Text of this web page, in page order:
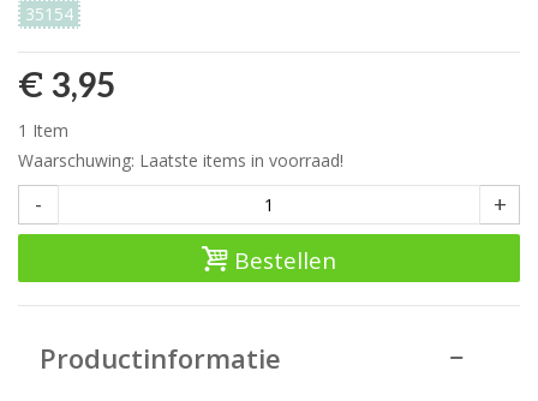
35154
€ 3,95
1 Item
Waarschuwing: Laatste items in voorraad!
- +
Bestellen
Productinformatie